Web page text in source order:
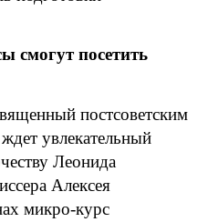
смогут посетить
постсоветским
увлекательный
Леонида
Алексея
микро-курс